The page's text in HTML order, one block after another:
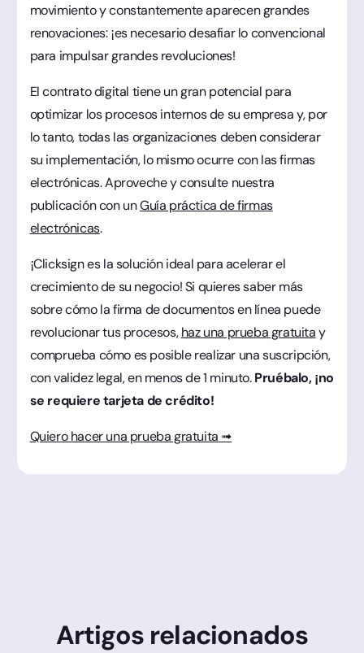
movimiento y constantemente aparecen grandes
renovaciones: ¡es necesario desafiar lo convencional
para impulsar grandes revoluciones!
El contrato digital tiene un gran potencial para
optimizar los procesos internos de su empresa y, por
lo tanto, todas las organizaciones deben considerar
su implementación, lo mismo ocurre con las firmas
electrónicas. Aproveche y consulte nuestra
publicación con unGuía práctica de firmas
electrónicas.
¡Clicksign es la solución ideal para acelerar el
crecimiento de su negocio! Si quieres saber más
sobre cómo la firma de documentos en línea puede
revolucionar tus procesos,haz una prueba gratuitay
comprueba cómo es posible realizar una suscripción,
con validez legal, en menos de 1 minuto.Pruébalo, ¡no
se requiere tarjeta de crédito!
Quiero hacer una prueba gratuita ➟
Artigos relacionados